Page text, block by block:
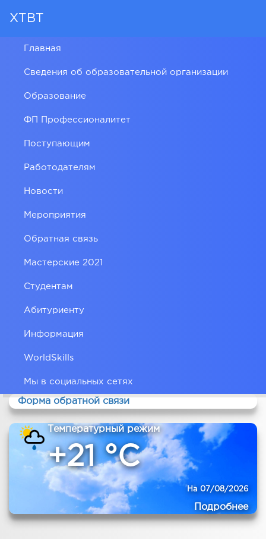
ХТВТ
Главная
Сведения об образовательной организации
Образование
ФП Профессионалитет
Поступающим
Работодателям
Новости
Мероприятия
Обратная связь
Мастерские 2021
Студентам
Абитуриенту
Информация
WorldSkills
Мы в социальных сетях
Форма обратной связи
Температурный режим
+21 °C
На 07/08/2026
Подробнее